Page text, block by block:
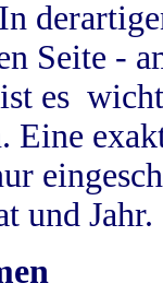
Seite -
es
Eine
und Jahr.